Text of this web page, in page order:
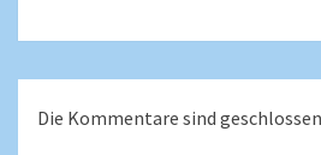
Die Kommentare sind